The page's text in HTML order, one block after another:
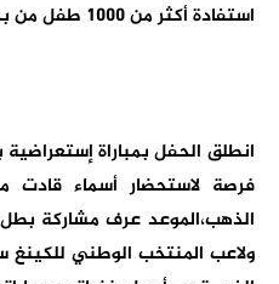
استفادة أكثر من 1000 طفل من بدل وتجهيزات الرياضية .
انطلق الحفل بمباراة
فرصة لاستحضار أسماء